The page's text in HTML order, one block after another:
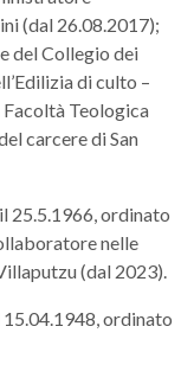
(dal 26.08.2017);
del Collegio dei
di culto –
Teologica
carcere di San
25.5.1966, ordinato
nelle
(dal 2023).
ordinato